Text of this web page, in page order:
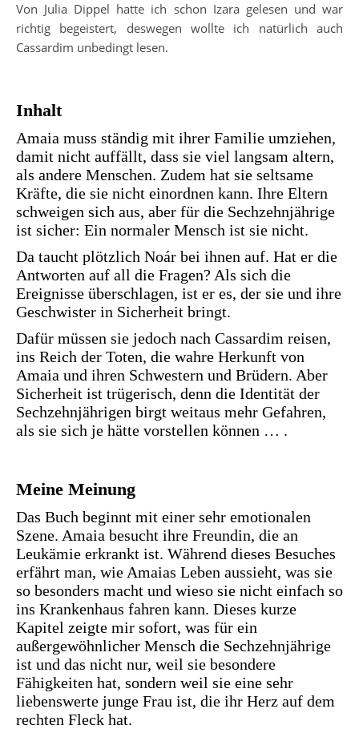
Von Julia Dippel hatte ich schon Izara gelesen und war
richtig begeistert, deswegen wollte ich natürlich auch
Cassardim unbedingt lesen.
Inhalt
Amaia muss ständig mit ihrer Familie umziehen,
damit nicht auffällt, dass sie viel langsam altern,
als andere Menschen. Zudem hat sie seltsame
Kräfte, die sie nicht einordnen kann. Ihre Eltern
schweigen sich aus, aber für die Sechzehnjährige
ist sicher: Ein normaler Mensch ist sie nicht.
Da taucht plötzlich Noár bei ihnen auf. Hat er die
Antworten auf all die Fragen? Als sich die
Ereignisse überschlagen, ist er es, der sie und ihre
Geschwister in Sicherheit bringt.
Dafür müssen sie jedoch nach Cassardim reisen,
ins Reich der Toten, die wahre Herkunft von
Amaia und ihren Schwestern und Brüdern. Aber
Sicherheit ist trügerisch, denn die Identität der
Sechzehnjährigen birgt weitaus mehr Gefahren,
als sie sich je hätte vorstellen können … .
Meine Meinung
Das Buch beginnt mit einer sehr emotionalen
Szene. Amaia besucht ihre Freundin, die an
Leukämie erkrankt ist. Während dieses Besuches
erfährt man, wie Amaias Leben aussieht, was sie
so besonders macht und wieso sie nicht einfach so
ins Krankenhaus fahren kann. Dieses kurze
Kapitel zeigte mir sofort, was für ein
außergewöhnlicher Mensch die Sechzehnjährige
ist und das nicht nur, weil sie besondere
Fähigkeiten hat, sondern weil sie eine sehr
liebenswerte junge Frau ist, die ihr Herz auf dem
rechten Fleck hat.